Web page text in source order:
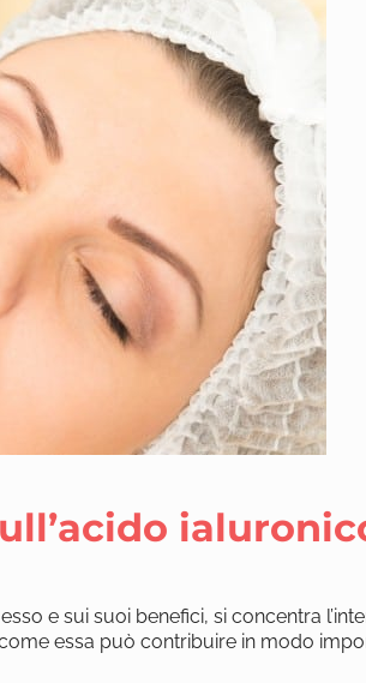
e sui suoi benefici, si concentra
essa può contribuire in modo